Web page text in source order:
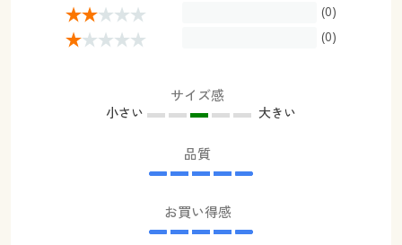
よくある質問とお問い合わせ
(0)
(0)
サイズ感
小さい 大きい
品質
お買い得感